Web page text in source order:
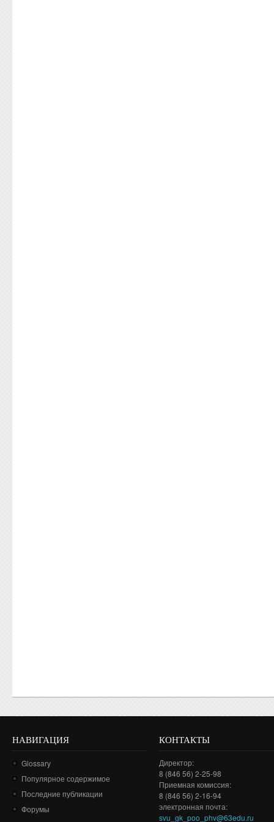
НАВИГАЦИЯ
Glossary
Популярное содержимое
Последние публикации
Форумы
КОНТАКТЫ
Директор:
8 (846 56) 2-25-98
Приемная комиссия:
8 (846 56) 2-16-94
электронная почта:
svu_gk_poo_phv@63edu.ru